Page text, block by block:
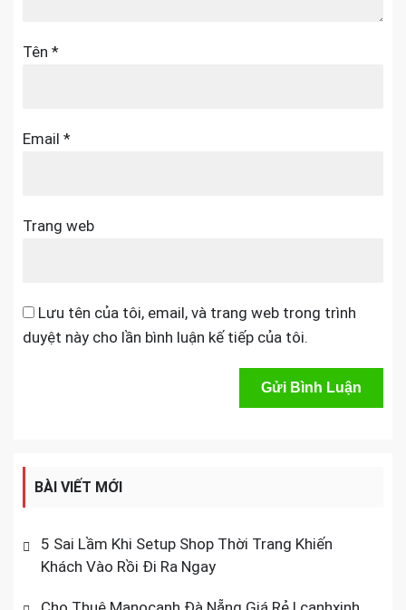
Tên *
Email *
Trang web
Lưu tên của tôi, email, và trang web trong trình
duyệt này cho lần bình luận kế tiếp của tôi.
BÀI VIẾT MỚI
5 Sai Lầm Khi Setup Shop Thời Trang Khiến
Khách Vào Rồi Đi Ra Ngay